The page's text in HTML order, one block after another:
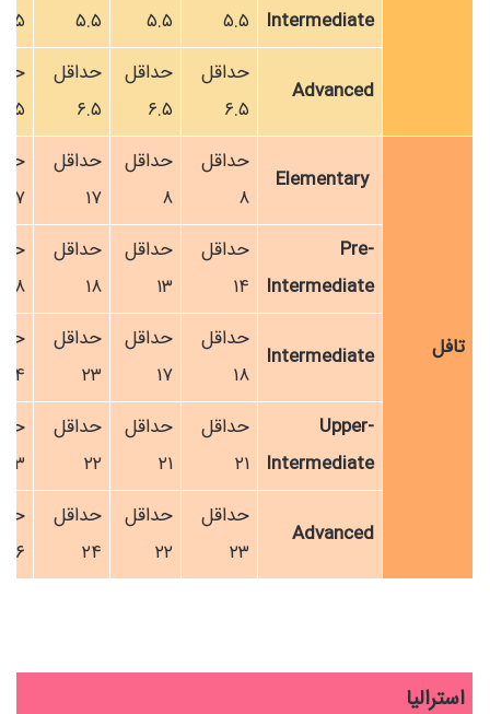
Intermediate
۵.۵
۵.۵
۵.۵
۵.۵
Advanced
حداقل
۶.۵
حداقل
۶.۵
حداقل
۶.۵
۶.۵
تافل
Elementary
حداقل
۸
حداقل
۸
حداقل
۱۷
۱۷
Pre-
Intermediate
حداقل
۱۴
حداقل
۱۳
حداقل
۱۸
۱۸
Intermediate
حداقل
۱۸
حداقل
۱۷
حداقل
۲۳
۲۴
Upper-
Intermediate
حداقل
۲۱
حداقل
۲۱
حداقل
۲۲
۲۳
Advanced
حداقل
۲۳
حداقل
۲۲
حداقل
۲۴
۲۶
استرالیا